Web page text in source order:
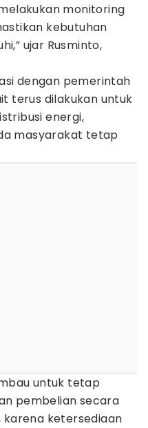
monitoring
kebutuhan
ujar Rusminto,
dengan pemerintah
terus dilakukan untuk
energi,
masyarakat tetap
untuk tetap
pembelian secara
ketersediaan